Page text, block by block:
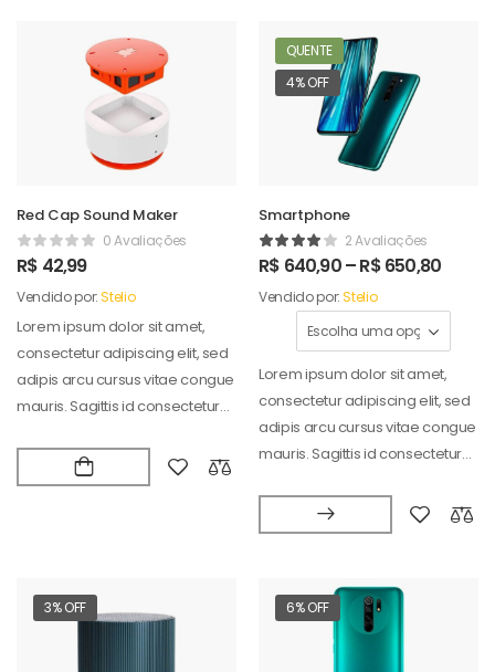
Red Cap Sound Maker
0 Avaliações
R$ 42,99
Vendido por:Stelio
Lorem ipsum dolor sit amet,
consectetur adipiscing elit, sed
adipis arcu cursus vitae congue
mauris. Sagittis id consectetur
QUENTE
4% OFF
Smartphone
2 Avaliações
R$ 640,90–R$650,80
Vendido por:Stelio
Lorem ipsum dolor sit amet,
consectetur adipiscing elit, sed
adipis arcu cursus vitae congue
mauris. Sagittis id consectetur
3% OFF 6% OFF